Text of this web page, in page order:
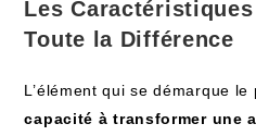
Les
Toute la Différence
L’élément qui se démarque
capacité à transformer une